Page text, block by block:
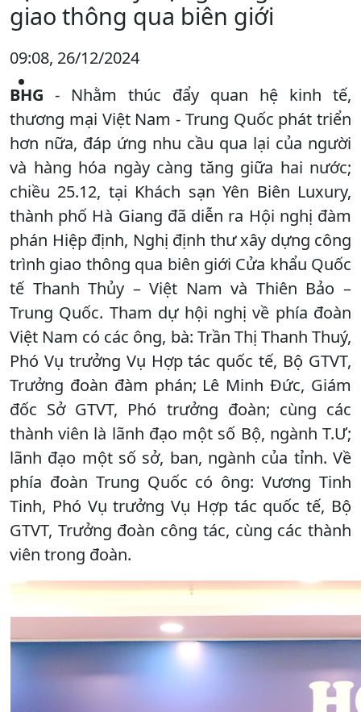
giao thông qua biên giới
09:08, 26/12/2024
BHG - Nhằm thúc đẩy quan hệ kinh tế,
thương mại Việt Nam - Trung Quốc phát triển
hơn nữa, đáp ứng nhu cầu qua lại của người
và hàng hóa ngày càng tăng giữa hai nước;
chiều 25.12, tại Khách sạn Yên Biên Luxury,
thành phố Hà Giang đã diễn ra Hội nghị đàm
phán Hiệp định, Nghị định thư xây dựng công
trình giao thông qua biên giới Cửa khẩu Quốc
tế Thanh Thủy – Việt Nam và Thiên Bảo –
Trung Quốc. Tham dự hội nghị về phía đoàn
Việt Nam có các ông, bà: Trần Thị Thanh Thuý,
Phó Vụ trưởng Vụ Hợp tác quốc tế, Bộ GTVT,
Trưởng đoàn đàm phán; Lê Minh Đức, Giám
đốc Sở GTVT, Phó trưởng đoàn; cùng các
thành viên là lãnh đạo một số Bộ, ngành T.Ư;
lãnh đạo một số sở, ban, ngành của tỉnh. Về
phía đoàn Trung Quốc có ông: Vương Tinh
Tinh, Phó Vụ trưởng Vụ Hợp tác quốc tế, Bộ
GTVT, Trưởng đoàn công tác, cùng các thành
viên trong đoàn.